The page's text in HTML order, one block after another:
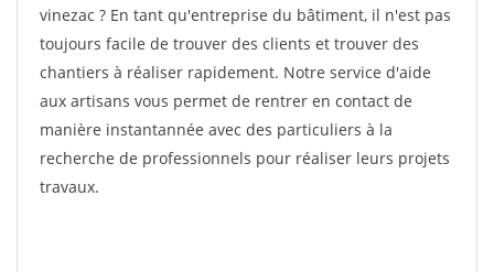
vinezac ? En tant qu'entreprise du bâtiment, il n'est pas
toujours facile de trouver des clients et trouver des
chantiers à réaliser rapidement. Notre service d'aide
aux artisans vous permet de rentrer en contact de
manière instantannée avec des particuliers à la
recherche de professionnels pour réaliser leurs projets
travaux.